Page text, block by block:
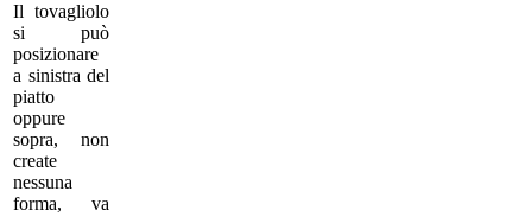
Il tovagliolo
si può
posizionare
a sinistra del
piatto
oppure
sopra, non
create
nessuna
forma, va